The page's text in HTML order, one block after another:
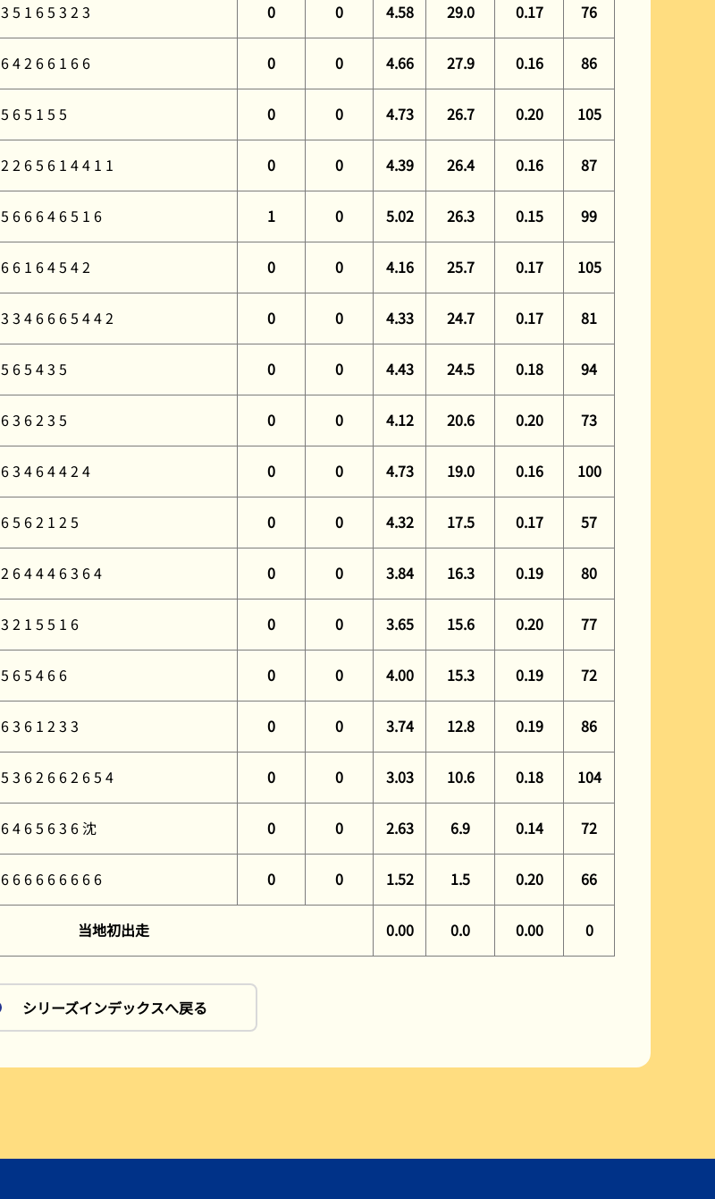
3 5 1 6 5 3 2 3 0 0 4.58 29.0 0.17 76
6 4 2 6 6 1 6 6 0 0 4.66 27.9 0.16 86
5 6 5 1 5 5 0 0 4.73 26.7 0.20 105
2 2 6 5 6 1 4 4 1 1 0 0 4.39 26.4 0.16 87
5 6 6 6 4 6 5 1 6 1 0 5.02 26.3 0.15 99
6 6 1 6 4 5 4 2 0 0 4.16 25.7 0.17 105
3 3 4 6 6 6 5 4 4 2 0 0 4.33 24.7 0.17 81
5 6 5 4 3 5 0 0 4.43 24.5 0.18 94
6 3 6 2 3 5 0 0 4.12 20.6 0.20 73
6 3 4 6 4 4 2 4 0 0 4.73 19.0 0.16 100
6 5 6 2 1 2 5 0 0 4.32 17.5 0.17 57
2 6 4 4 4 6 3 6 4 0 0 3.84 16.3 0.19 80
3 2 1 5 5 1 6 0 0 3.65 15.6 0.20 77
5 6 5 4 6 6 0 0 4.00 15.3 0.19 72
6 3 6 1 2 3 3 0 0 3.74 12.8 0.19 86
5 3 6 2 6 6 2 6 5 4 0 0 3.03 10.6 0.18 104
6 4 6 5 6 3 6 沈 0 0 2.63 6.9 0.14 72
6 6 6 6 6 6 6 6 6 0 0 1.52 1.5 0.20 66
当地初出走 0.00 0.0 0.00 0
シリーズインデックスへ戻る